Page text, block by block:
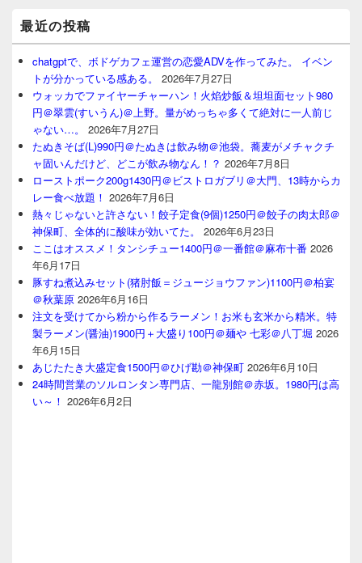
最近の投稿
chatgptで、ボドゲカフェ運営の恋愛ADVを作ってみた。 イベン
トが分かっている感ある。
2026年7月27日
ウォッカでファイヤーチャーハン！火焰炒飯＆坦坦面セット980
円＠翠雲(すいうん)＠上野。量がめっちゃ多くて絶対に一人前じ
ゃない…。
2026年7月27日
たぬきそば(L)990円＠たぬきは飲み物＠池袋。蕎麦がメチャクチ
ャ固いんだけど、どこが飲み物なん！？ 2026年7月8日
ローストポーク200g1430円＠ビストロガブリ＠大門、13時からカ
レー食べ放題！ 2026年7月6日
熱々じゃないと許さない！餃子定食(9個)1250円＠餃子の肉太郎＠
神保町、全体的に酸味が効いてた。
2026年6月23日
ここはオススメ！タンシチュー1400円＠一番館＠麻布十番 2026
年6月17日
豚すね煮込みセット(猪肘飯＝ジュージョウファン)1100円＠柏宴
＠秋葉原 2026年6月16日
注文を受けてから粉から作るラーメン！お米も玄米から精米。特
製ラーメン(醤油)1900円＋大盛り100円＠麺や 七彩＠八丁堀 2026
年6月15日
あじたたき大盛定食1500円＠ひげ勘＠神保町 2026年6月10日
24時間営業のソルロンタン専門店、一龍別館＠赤坂。1980円は高
い～！ 2026年6月2日